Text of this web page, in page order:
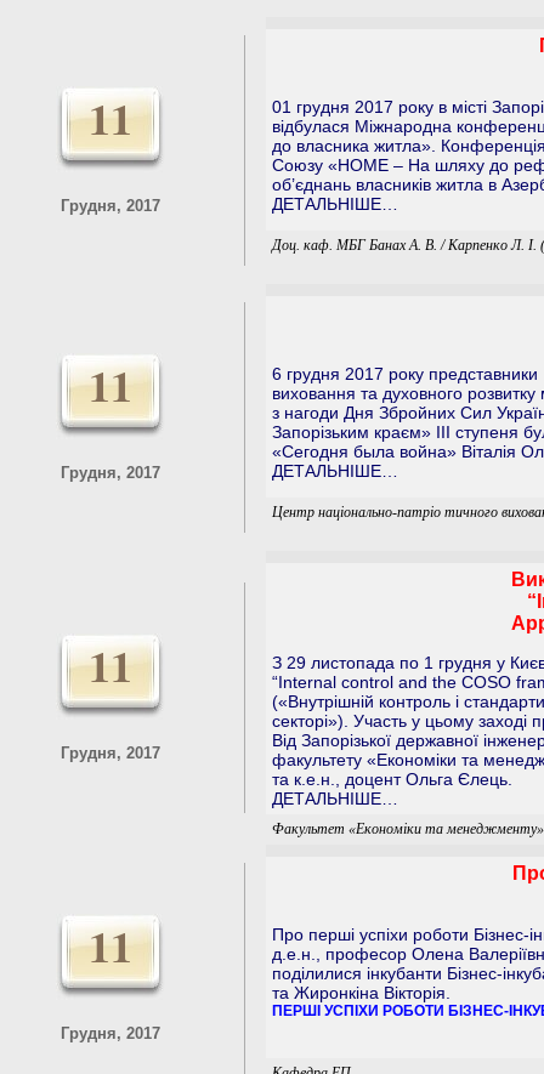
11
Грудня, 2017
01 грудня 2017 року в місті
відбулася Міжнародна
до власника житла».
Союзу «НОМЕ – На шляху до
об’єднань власників житла в
ДЕТАЛЬНІШЕ…
Доц. каф. МБГ Банах А. В. / Карпенко Л. І.
11
Грудня, 2017
6 грудня 2017 року представники
виховання та духовного
з нагоди Дня Збройних Сил
Запорізьким краєм» ІІІ ступеня
«Сегодня была война» Віталія
ДЕТАЛЬНІШЕ…
Центр національно-патріо тичного
11
Грудня, 2017
З 29 листопада по 1 грудня у
“Internal control and the COSO
(«Внутрішній контроль і
секторі»). Участь у цьому заході
Від Запорізької державної
факультету «Економіки та
та к.е.н., доцент Ольга Єлець.
ДЕТАЛЬНІШЕ…
Факультет «Економіки та менеджменту»
11
Грудня, 2017
Про перші успіхи роботи Бізнес-
д.е.н., професор Олена
поділилися інкубанти Бізнес-
та Жиронкіна Вікторія.
ПЕРШІ УСПІХИ РОБОТИ БІЗНЕС-